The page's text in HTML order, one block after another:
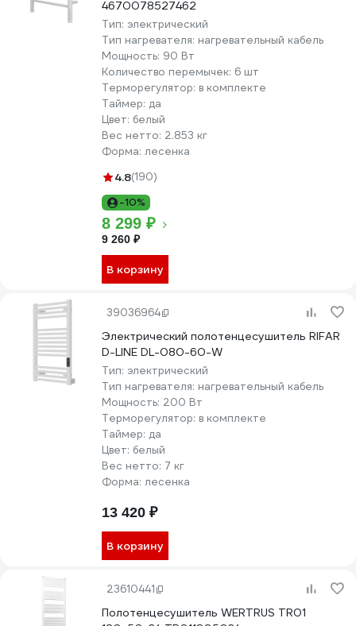
4670078527462
Тип: электрический
Тип нагревателя: нагревательный кабель
Мощность: 90 Вт
Количество перемычек: 6 шт
Терморегулятор: в комплекте
Таймер: да
Цвет: белый
Вес нетто: 2.853 кг
Форма: лесенка
4.8(190)
-10%
8 299 ₽
9 260 ₽
В корзину
39036964
Электрический полотенцесушитель RIFAR
D-LINE DL-080-60-W
Тип: электрический
Тип нагревателя: нагревательный кабель
Мощность: 200 Вт
Терморегулятор: в комплекте
Таймер: да
Цвет: белый
Вес нетто: 7 кг
Форма: лесенка
13 420 ₽
В корзину
23610441
Полотенцесушитель WERTRUS TR01